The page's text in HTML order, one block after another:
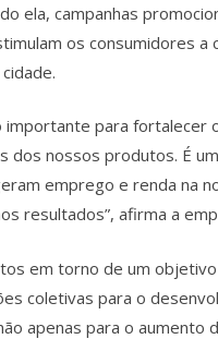
ela, campanhas
os consumidores
importante para fortalecer
dos nossos produtos. É
emprego e renda na
resultados”, afirma a
em torno de um objetivo
coletivas para o
apenas para o aumento